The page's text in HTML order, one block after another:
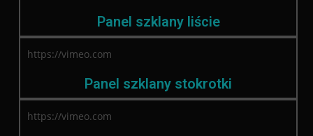
Panel szklany liście
https://vimeo.com
Panel szklany stokrotki
https://vimeo.com